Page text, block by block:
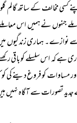
کسی مخالف کے ساتھ گالم
جنہوں نے ہمیں اس
ہماری زندگیوں میں
ہے کہ اس سلسلے کو باقی
اور مساوات کو فروغ
تصورات سے آگاہ نہیں